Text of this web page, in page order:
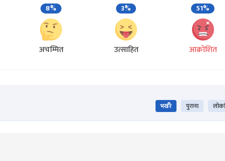
8%
अचम्मित
3%
उत्साहित
51%
आक्रोशित
भर्खरै पुराना